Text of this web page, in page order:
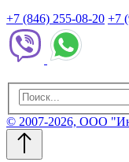
+7 (846) 255-08-20 +7
© 2007-2026, ООО